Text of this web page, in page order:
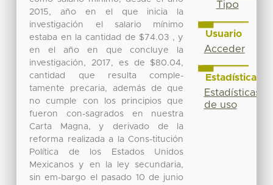
2015, año en el que inicia la
investigación el salario mínimo
estaba en la cantidad de $74.03 , y
en el año en que concluye la
investigación, 2017, es de $80.04,
cantidad que resulta comple-
tamente precaria, además de que
no cumple con los principios que
fueron con-sagrados en nuestra
Carta Magna, y derivado de la
reforma realizada a la Cons-titución
Política de los Estados Unidos
Mexicanos y en la ley secundaria,
sin em-bargo el pasado 10 de junio
Tipo
Usuario
Acceder
Estadísticas
Estadísticas
de uso